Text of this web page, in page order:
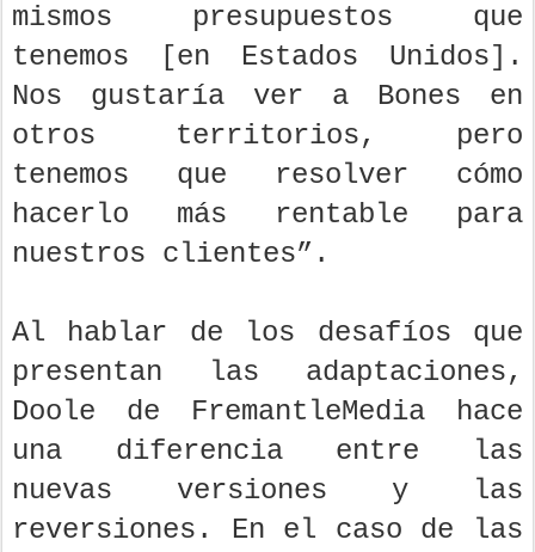
mismos presupuestos que
tenemos [en Estados Unidos].
Nos gustaría ver a Bones en
otros territorios, pero
tenemos que resolver cómo
hacerlo más rentable para
nuestros clientes”.
Al hablar de los desafíos que
presentan las adaptaciones,
Doole de FremantleMedia hace
una diferencia entre las
nuevas versiones y las
reversiones. En el caso de las